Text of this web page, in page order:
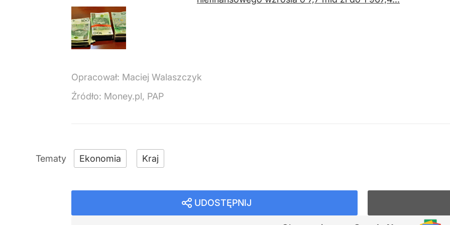
Opracował: Maciej Walaszczyk
Źródło: Money.pl, PAP
Ekonomia Kraj
UDOSTĘPNIJ